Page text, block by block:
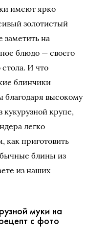
имеют ярко
золотистый
заметить на
блюдо — своего
И что
блинчики
благодаря высокому
крупе,
легко
как приготовить
блины из
из наших
муки на
с фото